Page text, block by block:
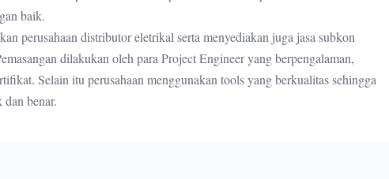
baik.
perusahaan distributor eletrikal serta menyediakan juga jasa subkon
dilakukan oleh para Project Engineer yang berpengalaman,
Selain itu perusahaan menggunakan tools yang berkualitas sehingga
benar.